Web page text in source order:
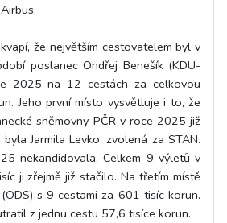
že největším cestovatelem byl v
poslanec Ondřej Benešík (KDU-
2025 na 12 cestách za celkovou
Jeho první místo vysvětluje i to, že
sněmovny PČR v roce 2025 již
Jarmila Levko, zvolená za STAN.
nekandidovala. Celkem 9 výletů v
ji zřejmě již stačilo. Na třetím místě
s 9 cestami za 601 tisíc korun.
z jednu cestu 57,6 tisíce korun.